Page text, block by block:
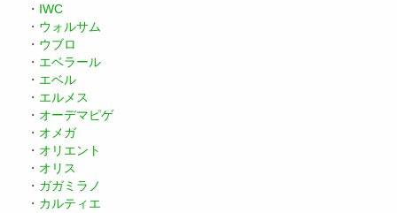
・ IWC
・ ウォルサム
・ ウブロ
・ エベラール
・ エベル
・ エルメス
・ オーデマピゲ
・ オメガ
・ オリエント
・ オリス
・ ガガミラノ
・ カルティエ